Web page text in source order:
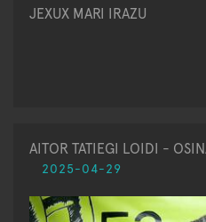
JEXUX MARI IRAZU
AITOR TATIEGI LOIDI -
2025-04-29